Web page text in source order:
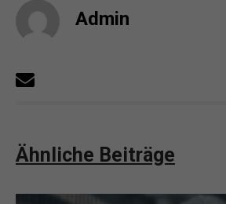
Admin
Ähnliche Beiträge